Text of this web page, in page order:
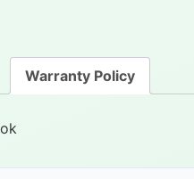
Warranty Policy
ok